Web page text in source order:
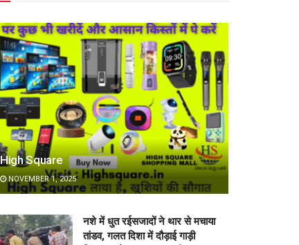
High Square
NOVEMBER 1, 2025
नशे में धुत रईसजादों ने थार से मचाया
तांडव, गलत दिशा में दौड़ाई गाड़ी